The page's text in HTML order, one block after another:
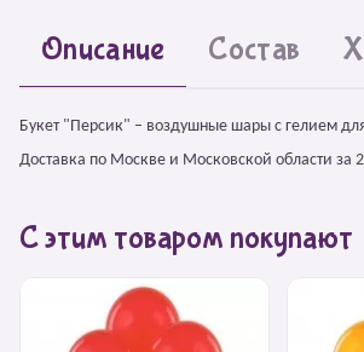
Описание Состав
Букет "Персик" – воздушные шары с гелием
Доставка по Москве и Московской области за
С этим товаром покупают